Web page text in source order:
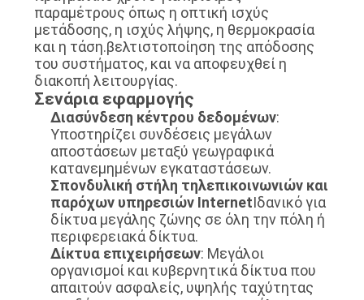
παραμέτρους όπως η οπτική ισχύς
μετάδοσης, η ισχύς λήψης, η θερμοκρασία
και η τάση.βελτιστοποίηση της απόδοσης
του συστήματος, και να αποφευχθεί η
διακοπή λειτουργίας.
Σενάρια εφαρμογής
Διασύνδεση κέντρου δεδομένων:
Υποστηρίζει συνδέσεις μεγάλων
αποστάσεων μεταξύ γεωγραφικά
κατανεμημένων εγκαταστάσεων.
Σπονδυλική στήλη τηλεπικοινωνιών και
παρόχων υπηρεσιών InternetΙδανικό για
δίκτυα μεγάλης ζώνης σε όλη την πόλη ή
περιφερειακά δίκτυα.
Δίκτυα επιχειρήσεων: Μεγάλοι
οργανισμοί και κυβερνητικά δίκτυα που
απαιτούν ασφαλείς, υψηλής ταχύτητας